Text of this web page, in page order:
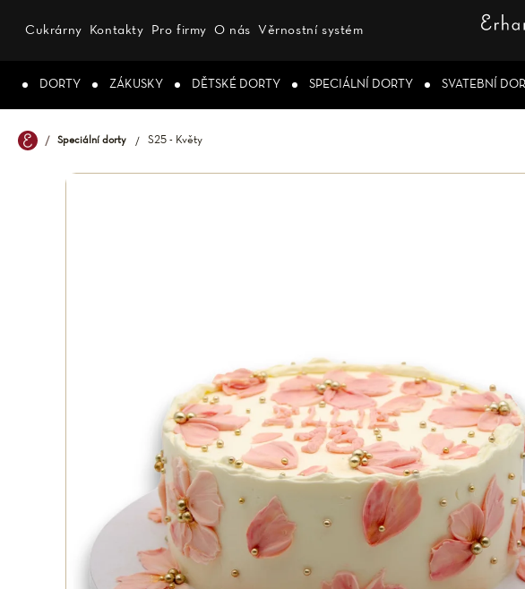
Cukrárny Kontakty Pro firmy O nás Věrnostní systém
DORTY ZÁKUSKY DĚTSKÉ DORTY SPECIÁLNÍ DORTY SVATEBNÍ
Speciální dorty S25 - Květy